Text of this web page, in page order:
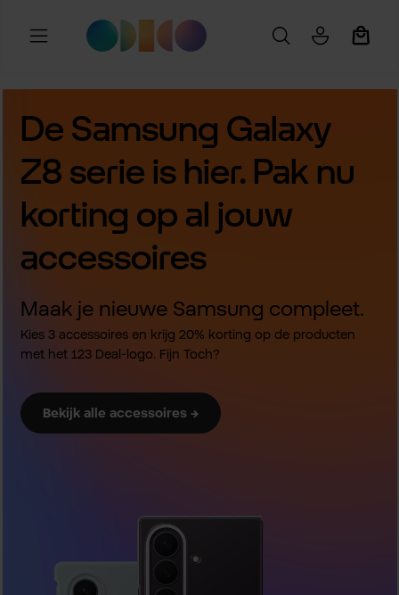
Ga naar de hoofdinhoud
De Samsung Galaxy
Z8 serie is hier. Pak nu
korting op al jouw
accessoires
Maak je nieuwe Samsung compleet.
Kies 3 accessoires en krijg 20% korting op de producten
met het 123 Deal-logo. Fijn Toch?
Bekijk alle accessoires →